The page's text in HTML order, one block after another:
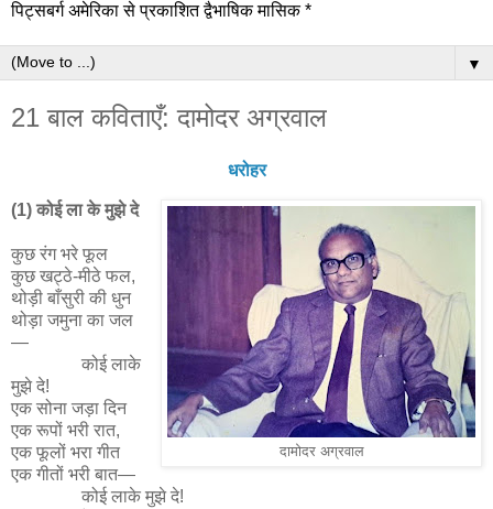
पिट्सबर्ग अमेरिका से प्रकाशित द्वैभाषिक मासिक *
▼
21 बाल कविताएँ: दामोदर अग्रवाल
धरोहर
दामोदर अग्रवाल
(1) कोई ला के मुझे दे
कुछ रंग भरे फूल
कुछ खट्ठे-मीठे फल,
थोड़ी बाँसुरी की धुन
थोड़ा जमुना का जल
—
कोई लाके
मुझे दे!
एक सोना जड़ा दिन
एक रूपों भरी रात,
एक फूलों भरा गीत
एक गीतों भरी बात—
कोई लाके मुझे दे!